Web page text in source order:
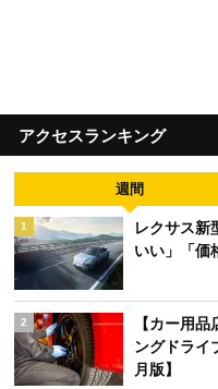
アクセスランキング
週間
1
レクサス新
いい」「価
2
【カー用
ングドライ
月版】